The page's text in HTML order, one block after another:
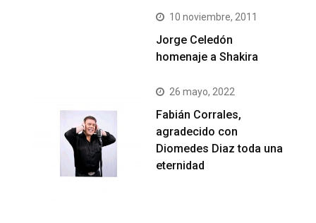
10 noviembre, 2011
Jorge Celedón
homenaje a Shakira
26 mayo, 2022
Fabián Corrales,
agradecido con
Diomedes Diaz toda una
eternidad